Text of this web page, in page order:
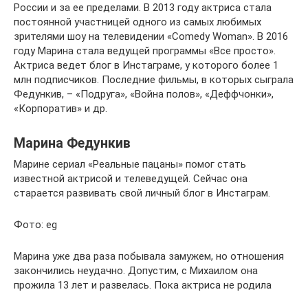
России и за ее пределами. В 2013 году актриса стала
постоянной участницей одного из самых любимых
зрителями шоу на телевидении «Comedy Woman». В 2016
году Марина стала ведущей программы «Все просто».
Актриса ведет блог в Инстаграме, у которого более 1
млн подписчиков. Последние фильмы, в которых сыграла
Федункив, – «Подруга», «Война полов», «Деффчонки»,
«Корпоратив» и др.
Марина Федункив
Марине сериал «Реальные пацаны» помог стать
известной актрисой и телеведущей. Сейчас она
старается развивать свой личный блог в Инстаграм.
Фото: eg
Марина уже два раза побывала замужем, но отношения
закончились неудачно. Допустим, с Михаилом она
прожила 13 лет и развелась. Пока актриса не родила